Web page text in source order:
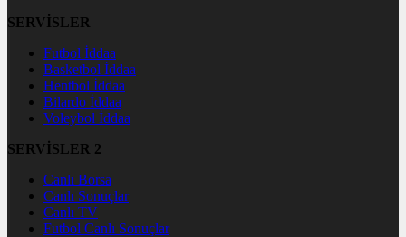
SERVİSLER
Futbol İddaa
Basketbol İddaa
Hentbol İddaa
Bilardo İddaa
Voleybol İddaa
SERVİSLER 2
Canlı Borsa
Canlı Sonuçlar
Canlı TV
Futbol Canlı Sonuçlar